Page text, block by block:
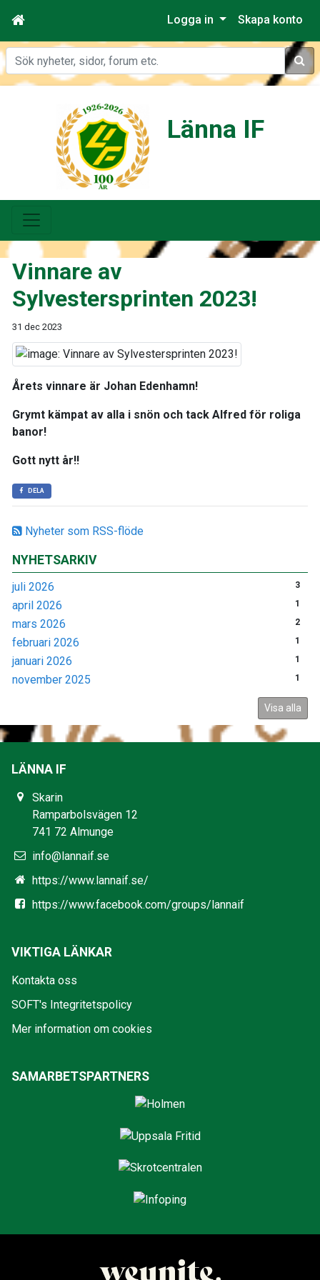
Logga in Skapa konto
Sök
Länna IF
Nyheter som RSS-flöde
NYHETSARKIV
juli 2026 3
april 2026 1
mars 2026 2
februari 2026 1
januari 2026 1
november 2025 1
Visa alla
Vinnare av
Sylvestersprinten 2023!
31 dec 2023
Årets vinnare är Johan Edenhamn!
Grymt kämpat av alla i snön och tack Alfred för roliga
banor!
Gott nytt år!!
DELA
LÄNNA IF
Skarin
Ramparbolsvägen 12
741 72 Almunge
info@lannaif.se
https://www.lannaif.se/
https://www.facebook.com/groups/lannaif
VIKTIGA LÄNKAR
Kontakta oss
SOFT's Integritetspolicy
Mer information om cookies
SAMARBETSPARTNERS